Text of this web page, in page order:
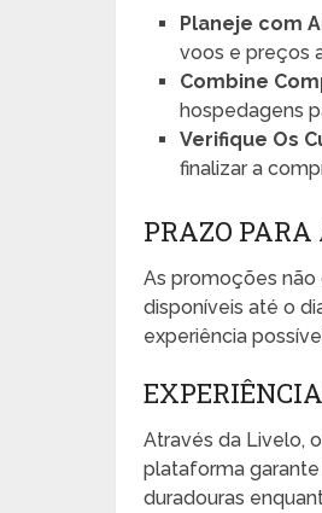
Planeje com
voos e preços
Combine
hospedagens
Verifique Os
finalizar a
PRAZO PARA
As promoções não
disponíveis até o
experiência
Através da Livelo,
plataforma garante
duradouras